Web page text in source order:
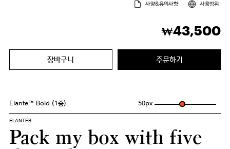
사양&유의사항 사용범위
₩43,500
장바구니 주문하기
Elante™ Bold (1종) 50px
ELANTEB
Pack my box with five